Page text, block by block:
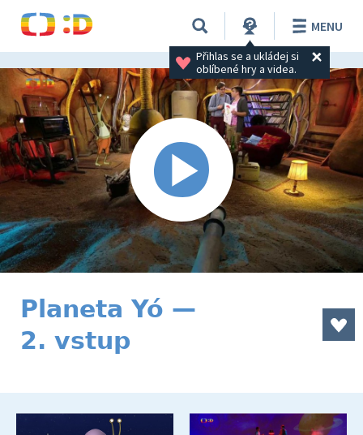
Přihlas se a ukládej si
oblíbené hry a videa.
MENU
Planeta Yó —
2. vstup